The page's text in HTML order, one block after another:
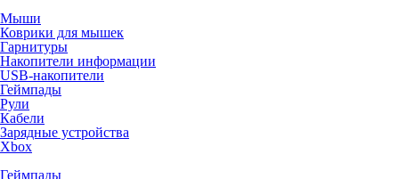
Мыши
Коврики для мышек
Гарнитуры
Накопители информации
USB-накопители
Геймпады
Рули
Кабели
Зарядные устройства
Xbox
Геймпады